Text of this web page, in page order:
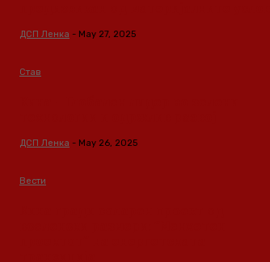
ДСП Ленка - May 27, 2025
Став
ДСП Ленка - May 26, 2025
Вести